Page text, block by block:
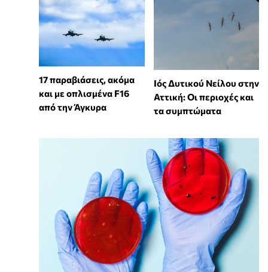
17 παραβιάσεις, ακόμα
και με οπλισμένα F16
από την Άγκυρα
Ιός Δυτικού Νείλου στην
Αττική: Οι περιοχές και
τα συμπτώματα